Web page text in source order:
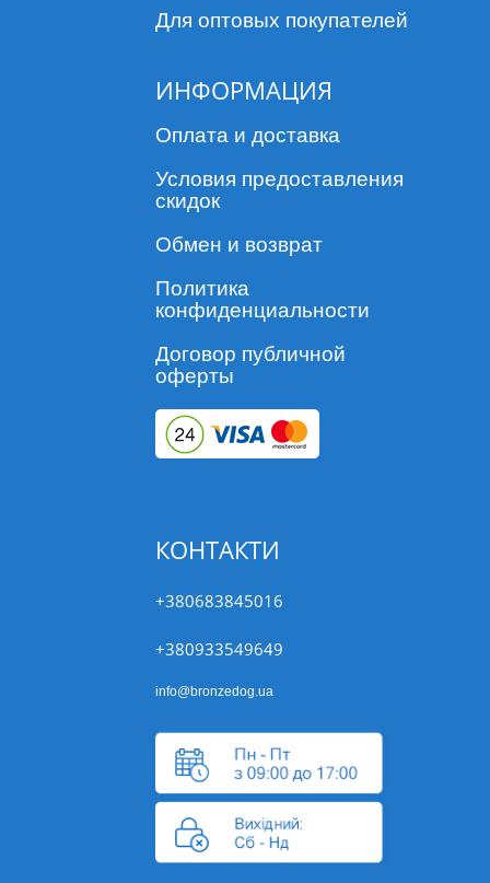
Для оптовых покупателей
ИНФОРМАЦИЯ
Оплата и доставка
Условия предоставления
скидок
Обмен и возврат
Политика
конфиденциальности
Договор публичной
оферты
КОНТАКТИ
+380683845016
+380933549649
info@bronzedog.ua